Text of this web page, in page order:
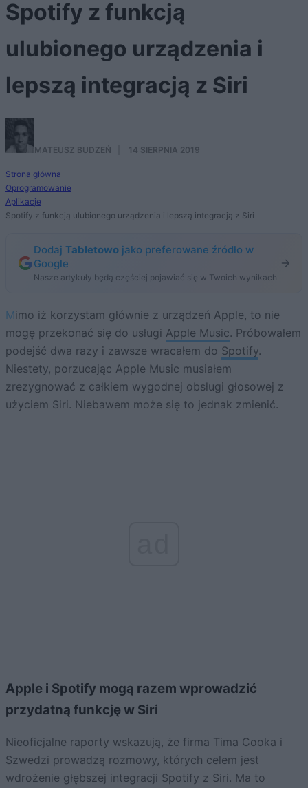
Spotify z funkcją
ulubionego urządzenia i
lepszą integracją z Siri
MATEUSZ BUDZEŃ 14 SIERPNIA 2019
Strona główna
Oprogramowanie
Aplikacje
Spotify z funkcją ulubionego urządzenia i lepszą integracją z Siri
Dodaj Tabletowo jako preferowane źródło w
Google
Nasze artykuły będą częściej pojawiać się w Twoich wynikach
Mimo iż korzystam głównie z urządzeń Apple, to nie
mogę przekonać się do usługi Apple Music. Próbowałem
podejść dwa razy i zawsze wracałem do Spotify.
Niestety, porzucając Apple Music musiałem
zrezygnować z całkiem wygodnej obsługi głosowej z
użyciem Siri. Niebawem może się to jednak zmienić.
Apple i Spotify mogą razem wprowadzić
przydatną funkcję w Siri
Nieoficjalne raporty wskazują, że firma Tima Cooka i
Szwedzi prowadzą rozmowy, których celem jest
wdrożenie głębszej integracji Spotify z Siri. Ma to